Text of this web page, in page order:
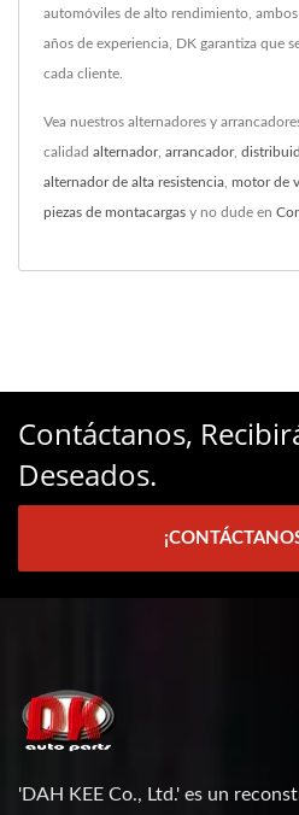
automóviles de alto rendimiento,
años de experiencia, DK garantiza que
cada cliente.
Vea nuestros alternadores y
calidad alternador, arrancador,
alternador de alta resistencia motor de
piezas de montacargas y no dude en
Contáctanos,
Deseados.
'DAH KEE Co., Ltd.' es un